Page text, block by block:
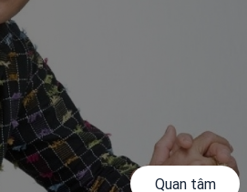
Quan tâm